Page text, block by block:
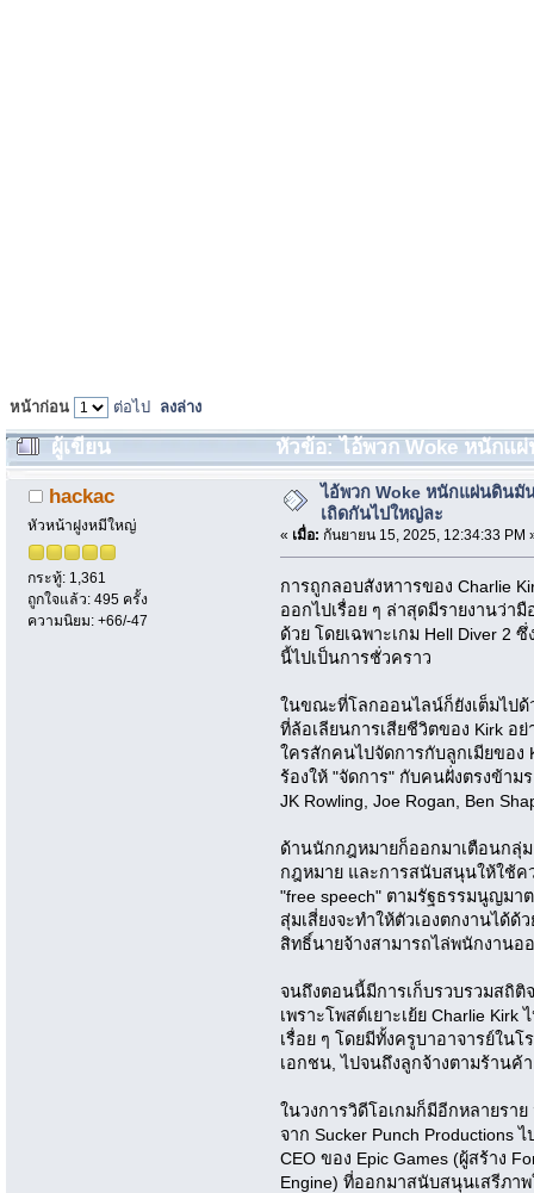
หน้าก่อน ต่อไป ลงล่าง
ผู้เขียน
หัวข้อ: ไอ้พวก Woke หนักแ
2650 ครั้ง)
hackac
หัวหน้าฝูงหมีใหญ่
กระทู้: 1,361
ถูกใจแล้ว: 495 ครั้ง
ความนิยม: +66/-47
ไอ้พวก Woke หนักแผ่นดินมั
เถิดกันไปใหญ่ละ
« เมื่อ: กันยายน 15, 2025, 12:34:33 PM
การถูกลอบสังหาารของ Charlie
ออกไปเรื่อย ๆ ล่าสุดมีรายงานว่า
ด้วย โดยเฉพาะเกม Hell Diver 2
นี้ไปเป็นการชั่วคราว
ในขณะที่โลกออนไลน์ก็ยังเต็มไปด้
ที่ล้อเลียนการเสียชีวิตของ Kirk อ
ใครสักคนไปจัดการกับลูกเมียขอ
ร้องให้ "จัดการ" กับคนฝั่งตรงข้าม
JK Rowling, Joe Rogan, Ben
ด้านนักกฎหมายก็ออกมาเตือนกลุ่
กฎหมาย และการสนับสนุนให้ใช้ค
"free speech" ตามรัฐธรรมนูญมา
สุ่มเสี่ยงจะทำให้ตัวเองตกงานได้
สิทธิ์นายจ้างสามารถไล่พนักงานอ
จนถึงตอนนี้มีการเก็บรวบรวมสถิ
เพราะโพสต์เยาะเย้ย Charlie
เรื่อย ๆ โดยมีทั้งครูบาอาจารย์ใน
เอกชน, ไปจนถึงลูกจ้างตามร้านค้
ในวงการวิดีโอเกมก็มีอีกหลายรา
จาก Sucker Punch Productions
CEO ของ Epic Games (ผู้สร้าง
Engine) ที่ออกมาสนับสนุนเสรีภา